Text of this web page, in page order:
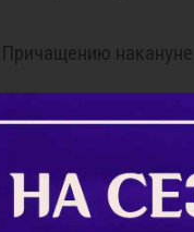
накануне
перед принятием